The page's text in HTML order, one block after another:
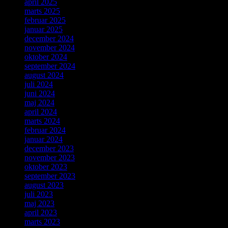
april 2025
marts 2025
februar 2025
januar 2025
december 2024
november 2024
oktober 2024
september 2024
august 2024
juli 2024
juni 2024
maj 2024
april 2024
marts 2024
februar 2024
januar 2024
december 2023
november 2023
oktober 2023
september 2023
august 2023
juli 2023
maj 2023
april 2023
marts 2023